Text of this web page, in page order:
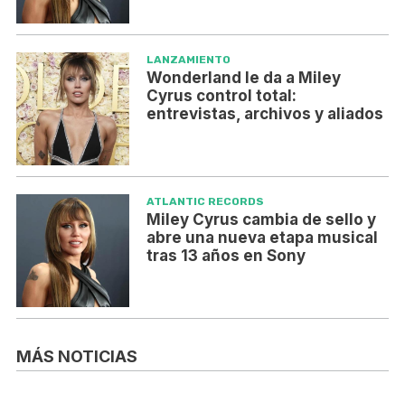
LANZAMIENTO
Wonderland le da a Miley
Cyrus control total:
entrevistas, archivos y aliados
ATLANTIC RECORDS
Miley Cyrus cambia de sello y
abre una nueva etapa musical
tras 13 años en Sony
MÁS NOTICIAS